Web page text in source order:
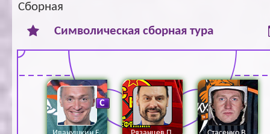
Сборная
Символическая сборная тура